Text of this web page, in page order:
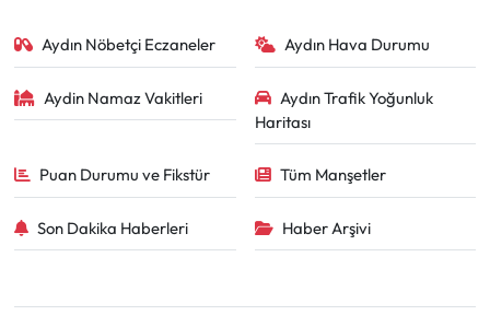
Aydın Nöbetçi Eczaneler Aydın Hava Durumu
Aydin Namaz Vakitleri
Aydın Trafik Yoğunluk
Haritası
Puan Durumu ve Fikstür Tüm Manşetler
Son Dakika Haberleri Haber Arşivi